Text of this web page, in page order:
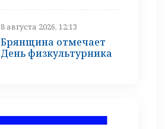
8 августа 2026, 12:13
Брянщина отмечает
День физкультурника